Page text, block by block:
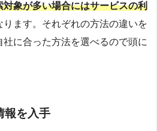
対象が多い場合にはサービスの利
ります。それぞれの方法の違いを
に合った方法を選べるので頭に
報を入手